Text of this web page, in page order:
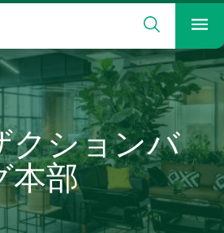
検索
メ
クションバ
本部